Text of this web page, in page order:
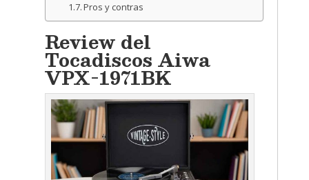
Pros y contras
Review del
Tocadiscos Aiwa
VPX-1971BK